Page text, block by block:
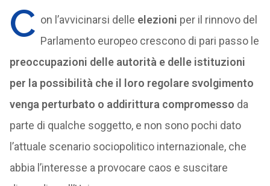
C on l’avvicinarsi delle elezioni per il rinnovo del
Parlamento europeo crescono di pari passo le
preoccupazioni delle autorità e delle istituzioni
per la possibilità che il loro regolare svolgimento
venga perturbato o addirittura compromesso da
parte di qualche soggetto, e non sono pochi dato
l’attuale scenario sociopolitico internazionale, che
abbia l’interesse a provocare caos e suscitare